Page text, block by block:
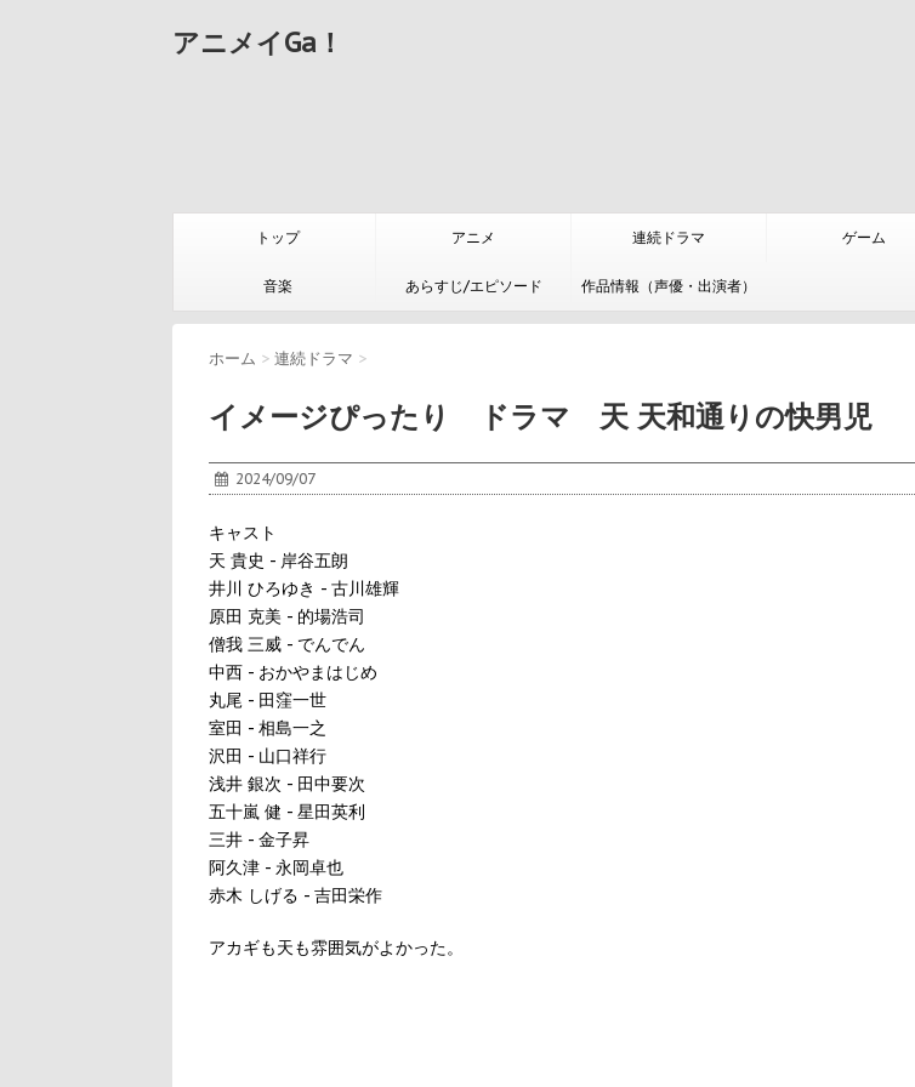
アニメイGa！
トップ アニメ 連続ドラマ ゲーム
音楽 あらすじ/エピソード 作品情報（声優・出演者）
ホーム > 連続ドラマ >
イメージぴったり ドラマ 天 天和通りの快男児
2024/09/07
キャスト
天 貴史 - 岸谷五朗
井川 ひろゆき - 古川雄輝
原田 克美 - 的場浩司
僧我 三威 - でんでん
中西 - おかやまはじめ
丸尾 - 田窪一世
室田 - 相島一之
沢田 - 山口祥行
浅井 銀次 - 田中要次
五十嵐 健 - 星田英利
三井 - 金子昇
阿久津 - 永岡卓也
赤木 しげる - 吉田栄作
アカギも天も雰囲気がよかった。